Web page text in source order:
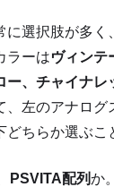
に選択肢が多く
ラーはヴィンテ
ー、チャイナレ
、左のアナログ
どちらか選ぶこ
PSVITA配列か